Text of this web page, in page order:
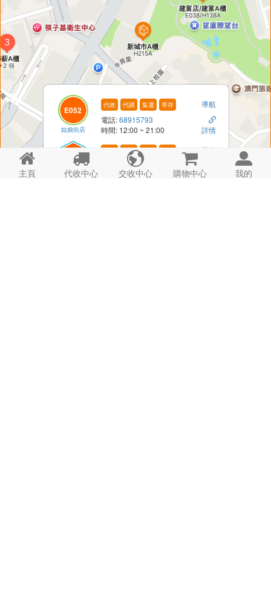

主頁

代收中心

交收中心

購物中心

我的
E052
姑娘街店
代收 代購 集運 寄存
導航
電話:68915793 
時間: 12:00 ~ 21:00 詳情
H152A
姑娘街A櫃
代收 代購 集運 寄存
導航
時間: 24hrs 詳情